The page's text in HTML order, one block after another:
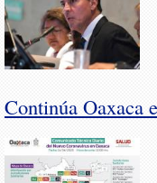
Continúa Oaxaca